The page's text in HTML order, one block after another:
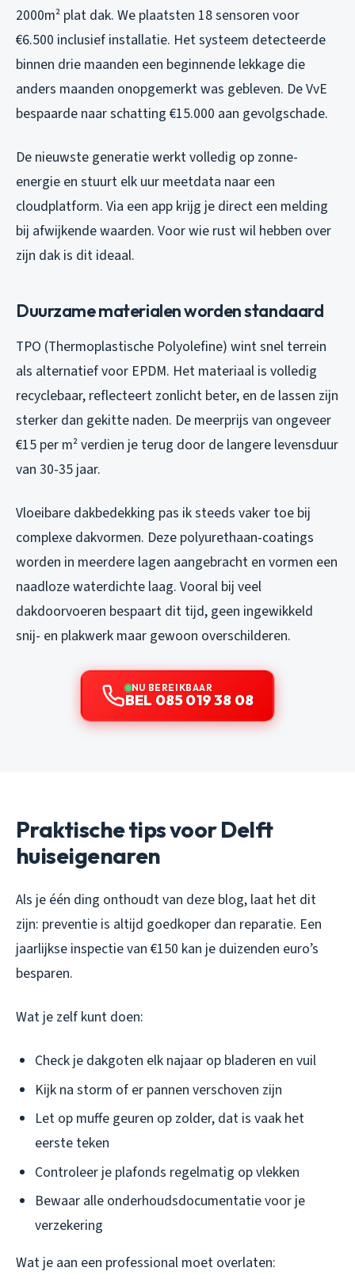
2000m² plat dak. We plaatsten 18 sensoren voor
€6.500 inclusief installatie. Het systeem detecteerde
binnen drie maanden een beginnende lekkage die
anders maanden onopgemerkt was gebleven. De VvE
bespaarde naar schatting €15.000 aan gevolgschade.
De nieuwste generatie werkt volledig op zonne-
energie en stuurt elk uur meetdata naar een
cloudplatform. Via een app krijg je direct een melding
bij afwijkende waarden. Voor wie rust wil hebben over
zijn dak is dit ideaal.
Duurzame materialen worden standaard
TPO (Thermoplastische Polyolefine) wint snel terrein
als alternatief voor EPDM. Het materiaal is volledig
recyclebaar, reflecteert zonlicht beter, en de lassen zijn
sterker dan gekitte naden. De meerprijs van ongeveer
€15 per m² verdien je terug door de langere levensduur
van 30-35 jaar.
Vloeibare dakbedekking pas ik steeds vaker toe bij
complexe dakvormen. Deze polyurethaan-coatings
worden in meerdere lagen aangebracht en vormen een
naadloze waterdichte laag. Vooral bij veel
dakdoorvoeren bespaart dit tijd, geen ingewikkeld
snij- en plakwerk maar gewoon overschilderen.
NU BEREIKBAAR
BEL 085 019 38 08
Praktische tips voor Delft
huiseigenaren
Als je één ding onthoudt van deze blog, laat het dit
zijn: preventie is altijd goedkoper dan reparatie. Een
jaarlijkse inspectie van €150 kan je duizenden euro’s
besparen.
Wat je zelf kunt doen:
Check je dakgoten elk najaar op bladeren en vuil
Kijk na storm of er pannen verschoven zijn
Let op muffe geuren op zolder, dat is vaak het
eerste teken
Controleer je plafonds regelmatig op vlekken
Bewaar alle onderhoudsdocumentatie voor je
verzekering
Wat je aan een professional moet overlaten: